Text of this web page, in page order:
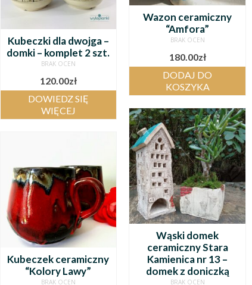
Wazon ceramiczny
“Amfora”
BRAK OCEN
180.00zł
DODAJ DO
KOSZYKA
Kubeczki dla dwojga –
domki – komplet 2 szt.
BRAK OCEN
120.00zł
DOWIEDZ SIĘ
WIĘCEJ
Wąski domek
ceramiczny Stara
Kamienica nr 13 –
domek z doniczką
BRAK OCEN
Kubeczek ceramiczny
“Kolory Lawy”
BRAK OCEN